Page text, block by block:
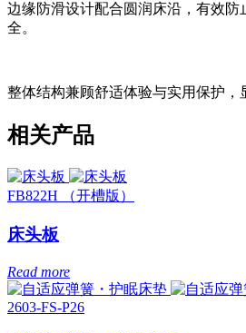
边缘防滑设计配合圆润床沿，有效防
全。
整体结构兼顾舒适体验与实用保护，
相关产品
FB822H （开槽版）
床头板
Read more
2603-FS-P26